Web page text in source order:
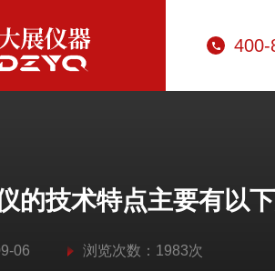
400-
的技术特点主要有以
06 浏览次数：1983次